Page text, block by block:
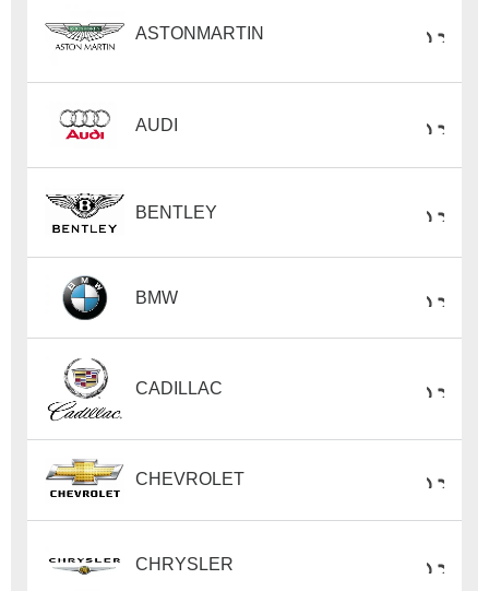
ASTONMARTIN
AUDI
BENTLEY
BMW
CADILLAC
CHEVROLET
CHRYSLER